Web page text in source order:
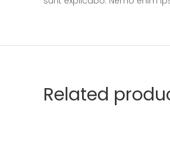
Related